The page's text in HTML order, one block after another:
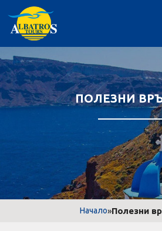
ДЕСТИНАЦИИ
АЛБАНИЯ
ТУРЦИЯ
ИЗПРАТИ
ПОЛЕЗНИ
Начало»Полезни